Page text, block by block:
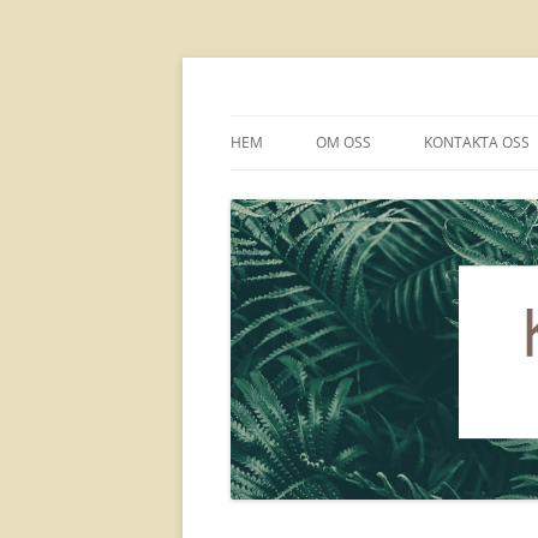
HEM OM OSS KONTAKTA OSS